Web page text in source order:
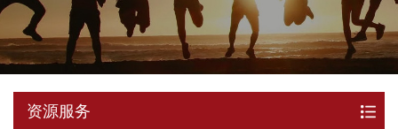
资源服务